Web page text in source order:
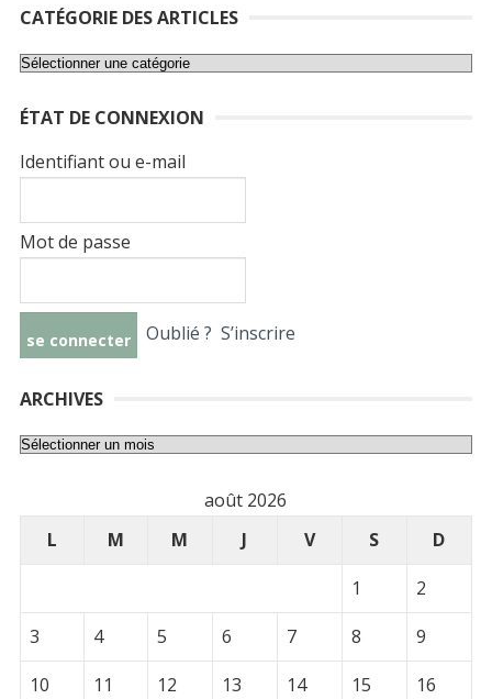
CATÉGORIE DES ARTICLES
Catégorie
articles
ÉTAT DE CONNEXION
Identifiant ou e-mail
Mot de passe
Oublié ? S’inscrire
ARCHIVES
Archives
août 2026
L
M M J V S
D
1
2
3
4 5 6 7 8
9
10
11 12 13 14 15
16